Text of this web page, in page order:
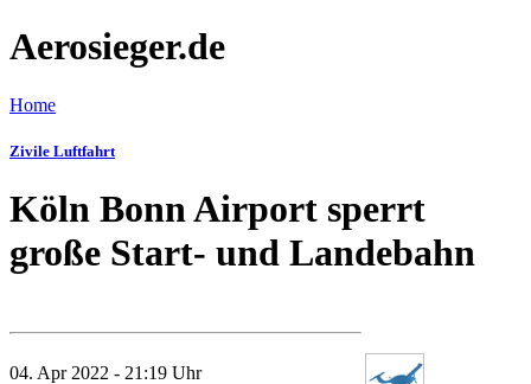
Aerosieger.de
Home
Zivile Luftfahrt
Köln Bonn Airport sperrt
große Start- und Landebahn
04. Apr 2022 - 21:19 Uhr